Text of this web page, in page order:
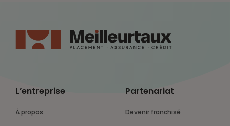
L’entreprise
À propos
Partenariat
Devenir franchisé